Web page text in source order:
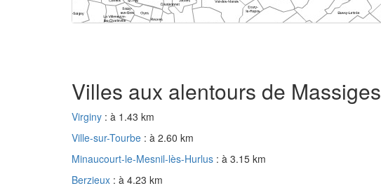
Villes aux alentours de Massiges
Virginy : à 1.43 km
Ville-sur-Tourbe : à 2.60 km
Minaucourt-le-Mesnil-lès-Hurlus : à 3.15 km
Berzieux : à 4.23 km